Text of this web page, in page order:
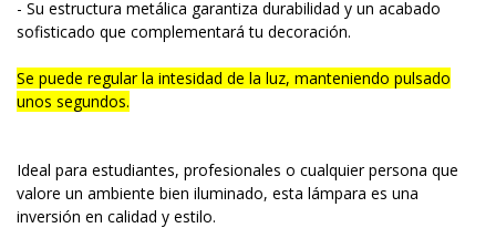
- Su estructura metálica garantiza durabilidad y un acabado
sofisticado que complementará tu decoración.
Se puede regular la intesidad de la luz, manteniendo pulsado
unos segundos.
Ideal para estudiantes, profesionales o cualquier persona que
valore un ambiente bien iluminado, esta lámpara es una
inversión en calidad y estilo.